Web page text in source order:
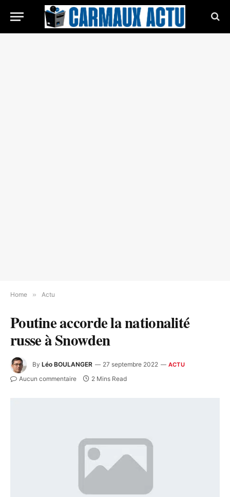
Home » Actu
Poutine accorde la nationalité
russe à Snowden
By Léo BOULANGER 27 septembre 2022 ACTU
Aucun commentaire 2 Mins Read